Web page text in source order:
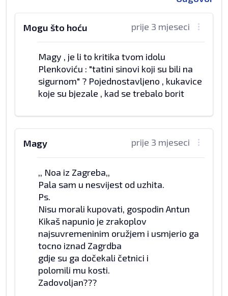
prije 3 mjeseci
Mogu što hoću
Magy , je li to kritika tvom idolu
Plenkoviću : "tatini sinovi koji su bili na
sigurnom" ? Pojednostavljeno , kukavice
koje su bjezale , kad se trebalo borit
prije 3 mjeseci
Magy
,, Noa iz Zagreba,,
Pala sam u nesvijest od uzhita.
Ps.
Nisu morali kupovati, gospodin Antun
Kikaš napunio je zrakoplov
najsuvremeninim oružjem i usmjerio ga
tocno iznad Zagrdba
gdje su ga dočekali četnici i
polomili mu kosti.
Zadovoljan???